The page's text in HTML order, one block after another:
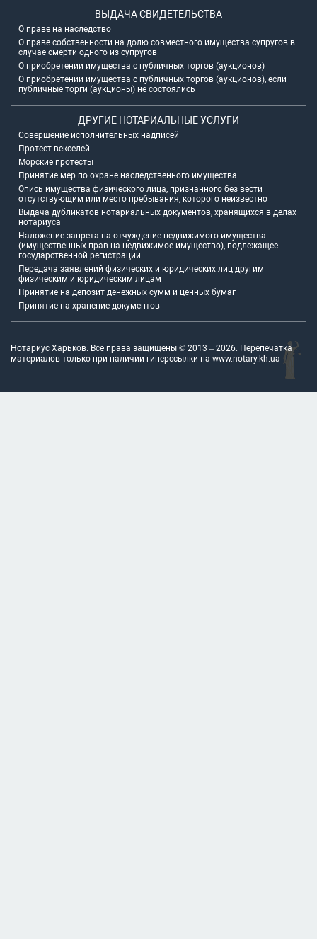
ВЫДАЧА СВИДЕТЕЛЬСТВА
О праве на наследство
О праве собственности на долю совместного имущества супругов в
случае смерти одного из супругов
О приобретении имущества с публичных торгов (аукционов)
О приобретении имущества с публичных торгов (аукционов), если
публичные торги (аукционы) не состоялись
ДРУГИЕ НОТАРИАЛЬНЫЕ УСЛУГИ
Совершение исполнительных надписей
Протест векселей
Морские протесты
Принятие мер по охране наследственного имущества
Опись имущества физического лица, признанного без вести
отсутствующим или место пребывания, которого неизвестно
Выдача дубликатов нотариальных документов, хранящихся в делах
нотариуса
Наложение запрета на отчуждение недвижимого имущества
(имущественных прав на недвижимое имущество), подлежащее
государственной регистрации
Передача заявлений физических и юридических лиц другим
физическим и юридическим лицам
Принятие на депозит денежных сумм и ценных бумаг
Принятие на хранение документов
Нотариус Харьков. Все права защищены © 2013 – 2026. Перепечатка
материалов только при наличии гиперссылки на www.notary.kh.ua